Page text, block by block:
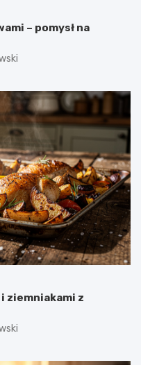
– pomysł na
ziemniakami z